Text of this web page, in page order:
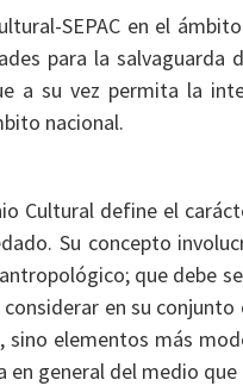
SEPAC en el
para la salvaguarda
a su vez permita la
nacional.
Cultural define el
Su concepto
que debe
en su
elementos más
general del medio que